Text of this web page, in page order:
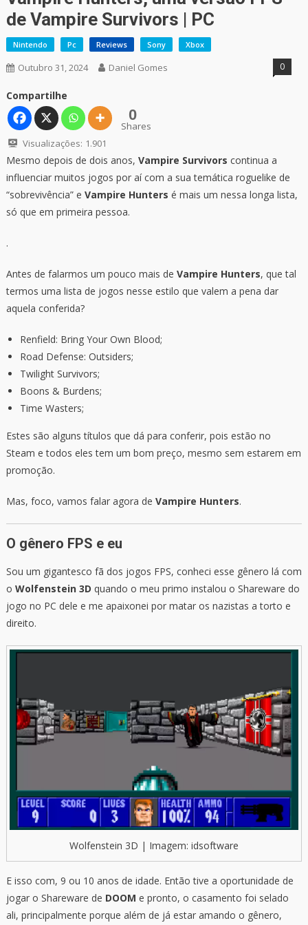
de Vampire Survivors | PC
Nintendo Pc Reviews Sony Xbox
Outubro 31, 2024 Daniel Gomes 0
Compartilhe
0
Shares
Visualizações: 1.901
Mesmo depois de dois anos, Vampire Survivors continua a
influenciar muitos jogos por aí com a sua temática roguelike de
“sobrevivência” e Vampire Hunters é mais um nessa longa lista,
só que em primeira pessoa.
.
Antes de falarmos um pouco mais de Vampire Hunters, que tal
termos uma lista de jogos nesse estilo que valem a pena dar
aquela conferida?
Renfield: Bring Your Own Blood;
Road Defense: Outsiders;
Twilight Survivors;
Boons & Burdens;
Time Wasters;
Estes são alguns títulos que dá para conferir, pois estão no
Steam e todos eles tem um bom preço, mesmo sem estarem em
promoção.
Mas, foco, vamos falar agora de Vampire Hunters.
O gênero FPS e eu
Sou um gigantesco fã dos jogos FPS, conheci esse gênero lá com
o Wolfenstein 3D quando o meu primo instalou o Shareware do
jogo no PC dele e me apaixonei por matar os nazistas a torto e
direito.
Wolfenstein 3D | Imagem: idsoftware
E isso com, 9 ou 10 anos de idade. Então tive a oportunidade de
jogar o Shareware de DOOM e pronto, o casamento foi selado
ali, principalmente porque além de já estar amando o gênero,